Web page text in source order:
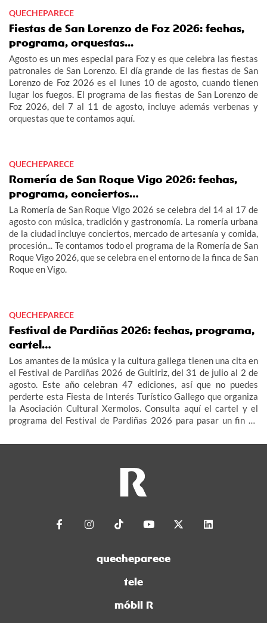
QUECHEPARECE
Fiestas de San Lorenzo de Foz 2026: fechas,
programa, orquestas...
Agosto es un mes especial para Foz y es que celebra las fiestas
patronales de San Lorenzo. El día grande de las fiestas de San
Lorenzo de Foz 2026 es el lunes 10 de agosto, cuando tienen
lugar los fuegos. El programa de las fiestas de San Lorenzo de
Foz 2026, del 7 al 11 de agosto, incluye además verbenas y
orquestas que te contamos aquí.
QUECHEPARECE
Romería de San Roque Vigo 2026: fechas,
programa, conciertos…
La Romería de San Roque Vigo 2026 se celebra del 14 al 17 de
agosto con música, tradición y gastronomía. La romería urbana
de la ciudad incluye conciertos, mercado de artesanía y comida,
procesión... Te contamos todo el programa de la Romería de San
Roque Vigo 2026, que se celebra en el entorno de la finca de San
Roque en Vigo.
QUECHEPARECE
Festival de Pardiñas 2026: fechas, programa,
cartel…
Los amantes de la música y la cultura gallega tienen una cita en
el Festival de Pardiñas 2026 de Guitiriz, del 31 de julio al 2 de
agosto. Este año celebran 47 ediciones, así que no puedes
perderte esta Fiesta de Interés Turístico Gallego que organiza
la Asociación Cultural Xermolos. Consulta aquí el cartel y el
programa del Festival de Pardiñas 2026 para pasar un fin de
quecheparece
tele
móbil R